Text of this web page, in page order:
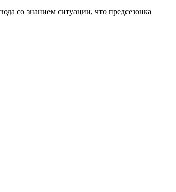
со знанием ситуации, что предсезонка